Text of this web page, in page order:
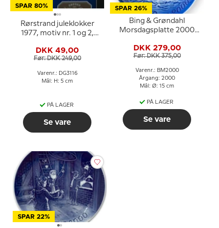
SPAR 80%
Rørstrand juleklokker
1977, motiv nr. 1 og 2,
DKK 49,00
Før: DKK 249,00
Varenr.: DG3116
Mål: H: 5 cm
PÅ LAGER
Se vare
SPAR 26%
Bing & Grøndahl
Morsdagsplatte 2000
DKK 279,00
Før: DKK 375,00
Varenr.: BM2000
Årgang: 2000
Mål: Ø: 15 cm
PÅ LAGER
Se vare
SPAR 22%